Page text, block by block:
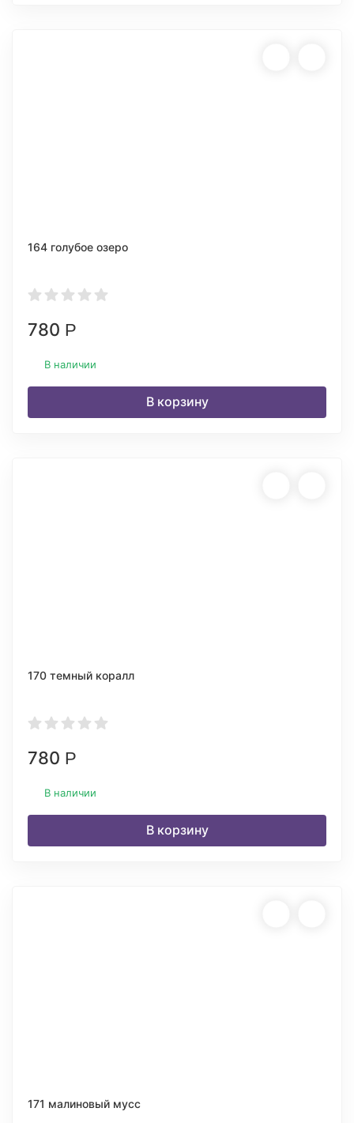
164 голубое озеро
780 Р
В наличии
В корзину
170 темный коралл
780 Р
В наличии
В корзину
171 малиновый мусс